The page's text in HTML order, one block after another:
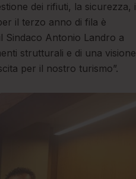
dei rifiuti, la sicurezza, i
il terzo anno di fila è
Sindaco Antonio Landro a
strutturali e di una visione
per il nostro turismo”.